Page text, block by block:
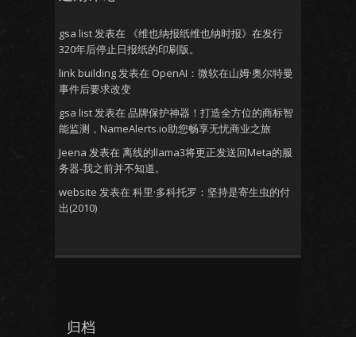
gsa list发表在
《维也纳报纸维也纳时报》在发行
320年后停止日报纸的印刷版。
link building发表在 OpenAI：微软在山姆·奥尔特曼
事件后要求改变
gsa list发表在 品牌保护神器！打造全方位的商标智
能监测，NameAlerts.io助您畅享无忧商业之旅
Jeena 发表在 离线的llama3将更正发送回Meta的服
务器-我之前并不知道。
website 发表在 科里·多科托罗：坚持是寄生虫的付
出(2010)
归档